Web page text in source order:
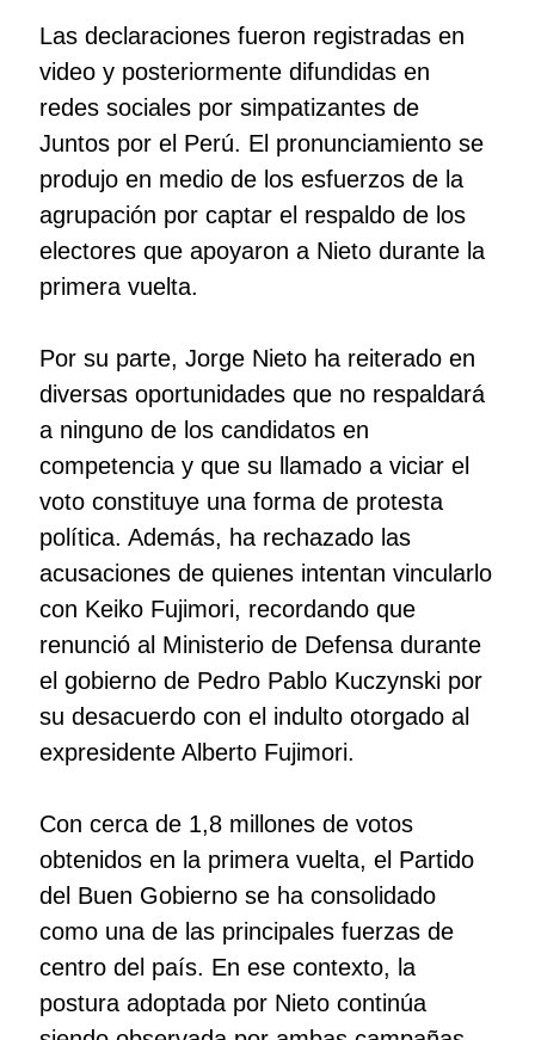
Las declaraciones fueron registradas en
video y posteriormente difundidas en
redes sociales por simpatizantes de
Juntos por el Perú. El pronunciamiento se
produjo en medio de los esfuerzos de la
agrupación por captar el respaldo de los
electores que apoyaron a Nieto durante la
primera vuelta.
Por su parte, Jorge Nieto ha reiterado en
diversas oportunidades que no respaldará
a ninguno de los candidatos en
competencia y que su llamado a viciar el
voto constituye una forma de protesta
política. Además, ha rechazado las
acusaciones de quienes intentan vincularlo
con Keiko Fujimori, recordando que
renunció al Ministerio de Defensa durante
el gobierno de Pedro Pablo Kuczynski por
su desacuerdo con el indulto otorgado al
expresidente Alberto Fujimori.
Con cerca de 1,8 millones de votos
obtenidos en la primera vuelta, el Partido
del Buen Gobierno se ha consolidado
como una de las principales fuerzas de
centro del país. En ese contexto, la
postura adoptada por Nieto continúa